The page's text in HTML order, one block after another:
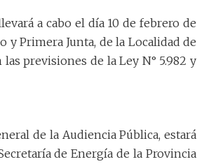
a cabo el día 10 de febrero de
y Primera Junta, de la Localidad de
previsiones de la Ley N° 5.982 y
de la Audiencia Pública, estará
de Energía de la Provincia